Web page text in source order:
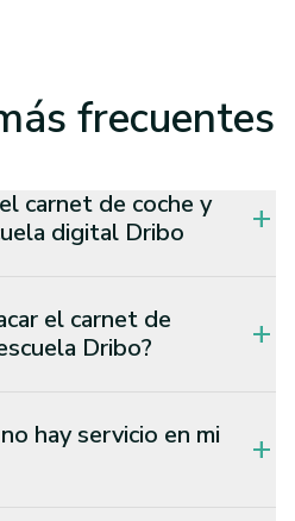
frecuentes
carnet de coche y
digital Dribo
add
el carnet de
Dribo?
add
hay servicio en mi
add